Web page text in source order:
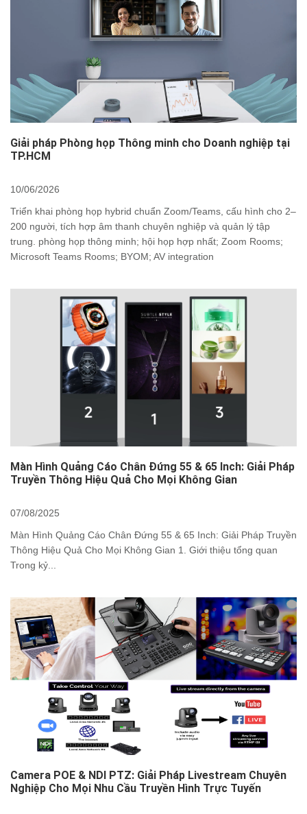
Giải pháp Phòng họp Thông minh cho Doanh nghiệp tại
TP.HCM
10/06/2026
Triển khai phòng họp hybrid chuẩn Zoom/Teams, cấu hình cho 2–
200 người, tích hợp âm thanh chuyên nghiệp và quản lý tập
trung. phòng họp thông minh; hội họp hợp nhất; Zoom Rooms;
Microsoft Teams Rooms; BYOM; AV integration
Màn Hình Quảng Cáo Chân Đứng 55 & 65 Inch: Giải Pháp
Truyền Thông Hiệu Quả Cho Mọi Không Gian
07/08/2025
Màn Hình Quảng Cáo Chân Đứng 55 & 65 Inch: Giải Pháp Truyền
Thông Hiệu Quả Cho Mọi Không Gian 1. Giới thiệu tổng quan
Trong kỷ...
Camera POE & NDI PTZ: Giải Pháp Livestream Chuyên
Nghiệp Cho Mọi Nhu Cầu Truyền Hình Trực Tuyến